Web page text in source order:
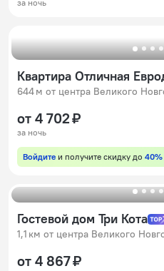
за ночь
644 м от центра Великого
от 4 702 ₽
за ночь
Войдите и получите скидку до 40%
Гостевой дом Три Кота
1,1 км от центра Великого
от 4 867 ₽